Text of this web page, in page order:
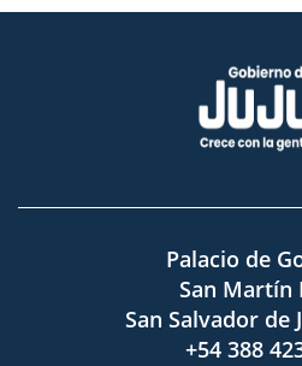
Palacio de
San Martín
San Salvador de
+54 388